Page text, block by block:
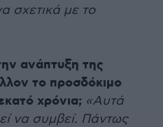
σχετικά με το
ανάπτυξη της
το προσδόκιμο
χρόνια; «Αυτά
να συμβεί. Πάντως